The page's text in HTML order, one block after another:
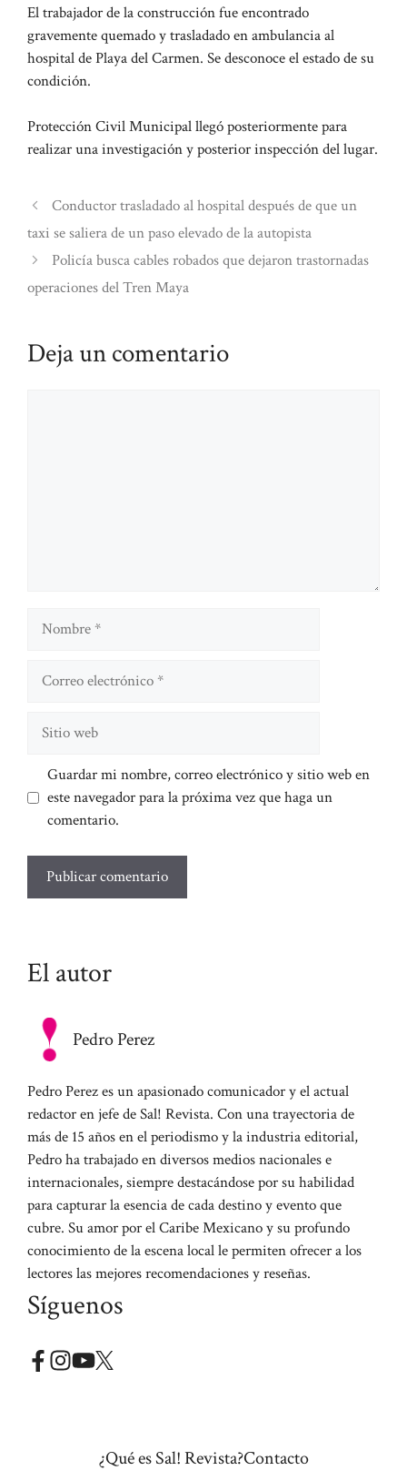
El trabajador de la construcción fue encontrado
gravemente quemado y trasladado en ambulancia al
hospital de Playa del Carmen. Se desconoce el estado de su
condición.
Protección Civil Municipal llegó posteriormente para
realizar una investigación y posterior inspección del lugar.
Conductor trasladado al hospital después de que un
taxi se saliera de un paso elevado de la autopista
Policía busca cables robados que dejaron trastornadas
operaciones del Tren Maya
Deja un comentario
Nombre
Correo
Sitio
Guardar mi nombre, correo electrónico y sitio web en
este navegador para la próxima vez que haga un
comentario.
El autor
Pedro Perez
Pedro Perez es un apasionado comunicador y el actual
redactor en jefe de Sal! Revista. Con una trayectoria de
más de 15 años en el periodismo y la industria editorial,
Pedro ha trabajado en diversos medios nacionales e
internacionales, siempre destacándose por su habilidad
para capturar la esencia de cada destino y evento que
cubre. Su amor por el Caribe Mexicano y su profundo
conocimiento de la escena local le permiten ofrecer a los
lectores las mejores recomendaciones y reseñas.
Síguenos
¿Qué es Sal! Revista?Contacto